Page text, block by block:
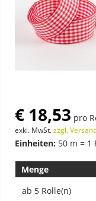
€ 18,53 pro
exkl. MwSt.zzgl.
Einheiten: 50 m = 1
Menge
ab 5 Rolle(n)